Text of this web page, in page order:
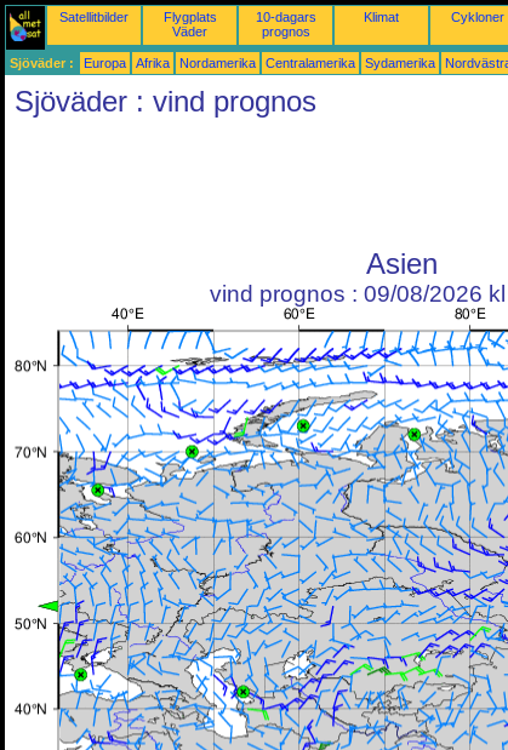
Satellitbilder
Flygplats
Väder
10-dagars
prognos
Klimat Cykloner
Sjöväder : Europa Afrika Nordamerika Centralamerika Sydamerika
Sjöväder : vind prognos
Asien
vind prognos : 09/08/2026